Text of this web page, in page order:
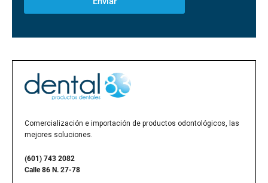
Comercialización e importación de productos odontológicos, las
mejores soluciones.
(601) 743 2082
Calle 86 N. 27-78